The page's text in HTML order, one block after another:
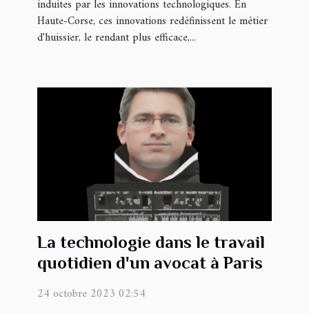
induites par les innovations technologiques. En
Haute-Corse, ces innovations redéfinissent le métier
d'huissier, le rendant plus efficace,...
La technologie dans le travail
quotidien d'un avocat à Paris
24 octobre 2023 02:54